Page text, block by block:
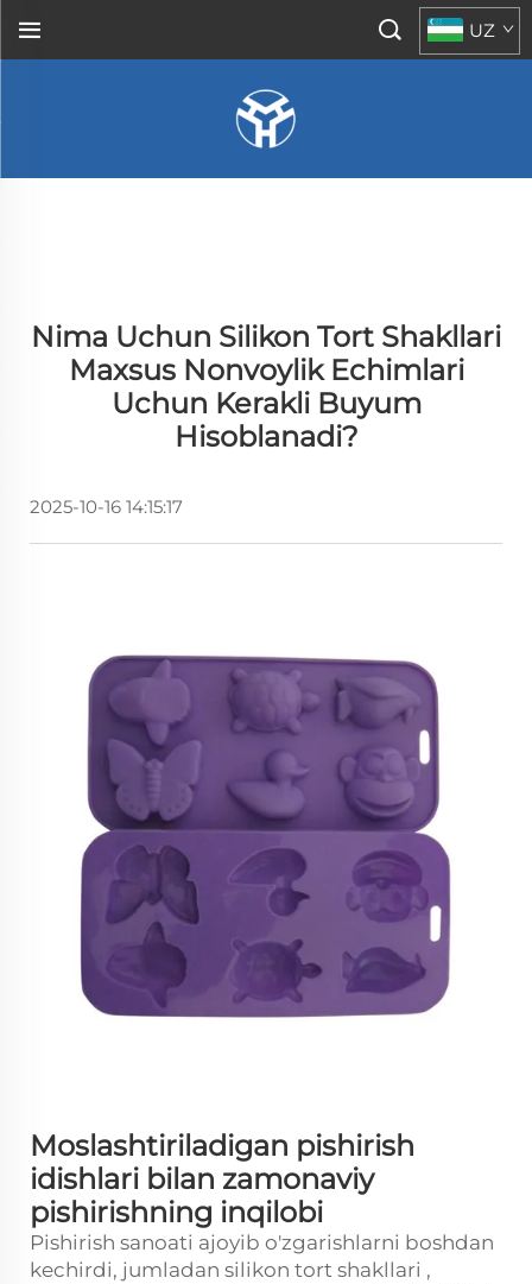
UZ
Nima Uchun Silikon Tort Shakllari
Maxsus Nonvoylik Echimlari
Uchun Kerakli Buyum
Hisoblanadi?
2025-10-16 14:15:17
Moslashtiriladigan pishirish
idishlari bilan zamonaviy
pishirishning inqilobi
Pishirish sanoati ajoyib o'zgarishlarni boshdan
kechirdi, jumladan silikon tort shakllari ,